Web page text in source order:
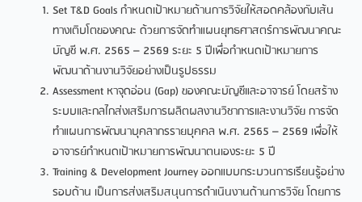
Set T&D Goals กำหนดเป้าหมายด้านการวิจัยให้สอดคล้องกับเส้น
ทางเติบโตของคณะ ด้วยการจัดทำแผนยุทธศาสตร์การพัฒนาคณะ
บัญชี พ.ศ. 2565 – 2569 ระยะ 5 ปีเพื่อกำหนดเป้าหมายการ
พัฒนาด้านงานวิจัยอย่างเป็นรูปธรรม
Assessment หาจุดอ่อน (Gap) ของคณะบัญชีและอาจารย์ โดยสร้าง
ระบบและกลไกส่งเสริมการผลิตผลงานวิชาการและงานวิจัย การจัด
ทำแผนการพัฒนาบุคลากรรายบุคคล พ.ศ. 2565 – 2569 เพื่อให้
อาจารย์กำหนดเป้าหมายการพัฒนาตนเองระยะ 5 ปี
Training & Development Journey ออกแบบกระบวนการเรียนรู้อย่าง
รอบด้าน เป็นการส่งเสริมสนุนการดำเนินงานด้านการวิจัย โดยการ